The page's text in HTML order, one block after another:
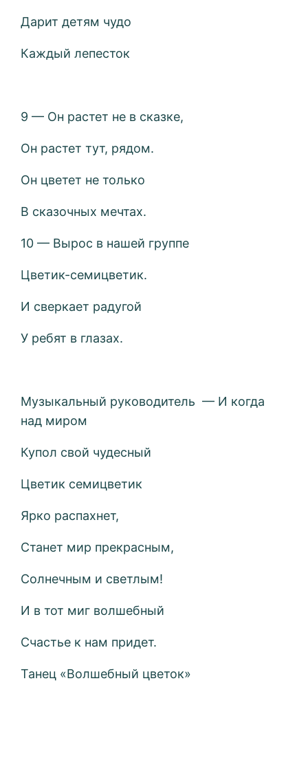
Дарит детям чудо
Каждый лепесток
9 — Он растет не в сказке,
Он растет тут, рядом.
Он цветет не только
В сказочных мечтах.
10 — Вырос в нашей группе
Цветик-семицветик.
И сверкает радугой
У ребят в глазах.
Музыкальный руководитель — И когда
над миром
Купол свой чудесный
Цветик семицветик
Ярко распахнет,
Станет мир прекрасным,
Солнечным и светлым!
И в тот миг волшебный
Счастье к нам придет.
Танец «Волшебный цветок»